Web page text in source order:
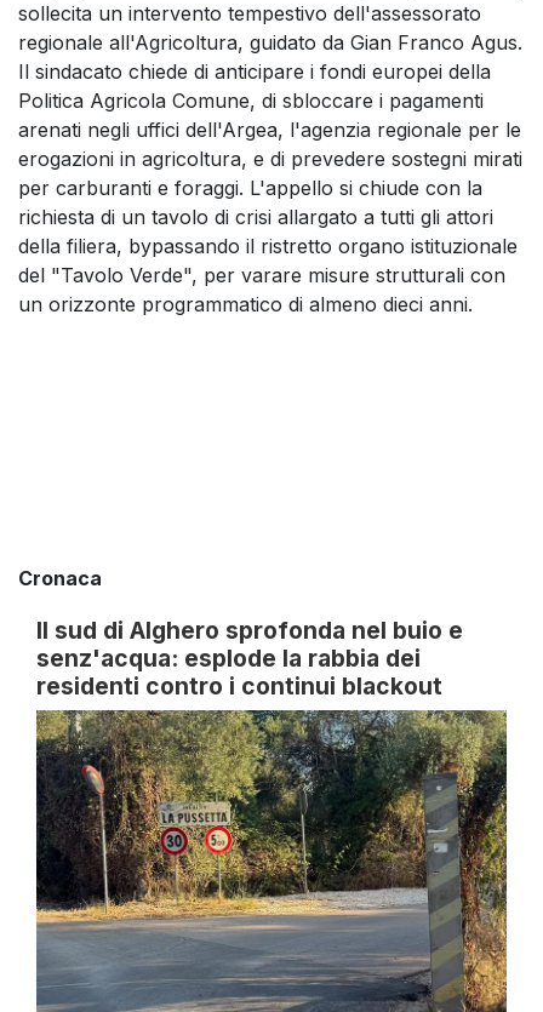
sollecita un intervento tempestivo dell'assessorato
regionale all'Agricoltura, guidato da Gian Franco Agus.
Il sindacato chiede di anticipare i fondi europei della
Politica Agricola Comune, di sbloccare i pagamenti
arenati negli uffici dell'Argea, l'agenzia regionale per le
erogazioni in agricoltura, e di prevedere sostegni mirati
per carburanti e foraggi. L'appello si chiude con la
richiesta di un tavolo di crisi allargato a tutti gli attori
della filiera, bypassando il ristretto organo istituzionale
del "Tavolo Verde", per varare misure strutturali con
un orizzonte programmatico di almeno dieci anni.
Cronaca
Il sud di Alghero sprofonda nel buio e
senz'acqua: esplode la rabbia dei
residenti contro i continui blackout